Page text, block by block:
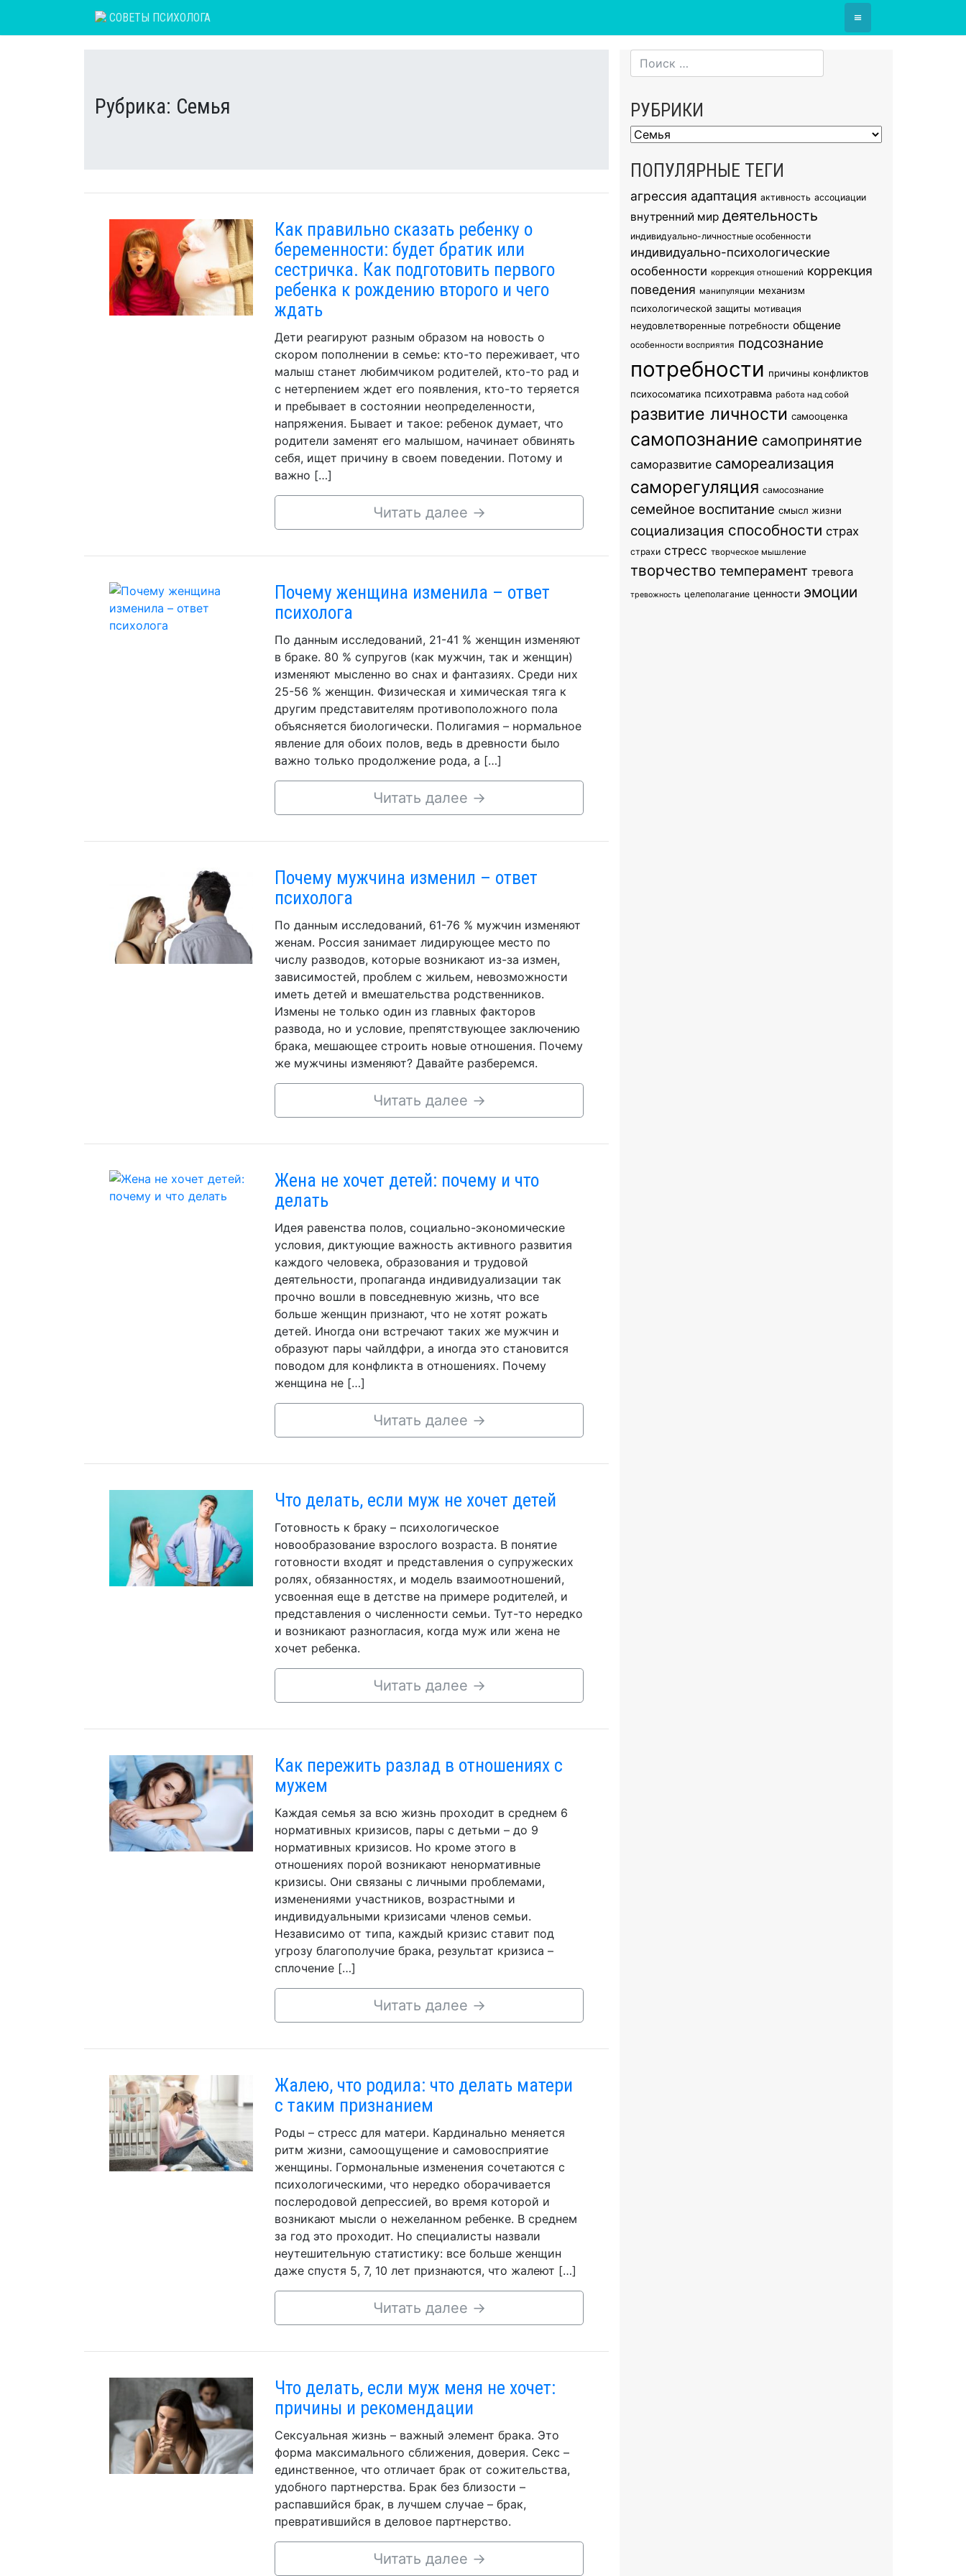
СОВЕТЫ ПСИХОЛОГА ≡
Рубрика: Семья
Как правильно сказать ребенку о
беременности: будет братик или
сестричка. Как подготовить первого
ребенка к рождению второго и чего
ждать
Дети реагируют разным образом на новость о
скором пополнении в семье: кто-то переживает, что
малыш станет любимчиком родителей, кто-то рад и
с нетерпением ждет его появления, кто-то теряется
и пребывает в состоянии неопределенности,
напряжения. Бывает и такое: ребенок думает, что
родители заменят его малышом, начинает обвинять
себя, ищет причину в своем поведении. Потому и
важно […]
Читать далее →
Почему женщина изменила – ответ
психолога
По данным исследований, 21-41 % женщин изменяют
в браке. 80 % супругов (как мужчин, так и женщин)
изменяют мысленно во снах и фантазиях. Среди них
25-56 % женщин. Физическая и химическая тяга к
другим представителям противоположного пола
объясняется биологически. Полигамия – нормальное
явление для обоих полов, ведь в древности было
важно только продолжение рода, а […]
Читать далее →
Почему мужчина изменил – ответ
психолога
По данным исследований, 61-76 % мужчин изменяют
женам. Россия занимает лидирующее место по
числу разводов, которые возникают из-за измен,
зависимостей, проблем с жильем, невозможности
иметь детей и вмешательства родственников.
Измены не только один из главных факторов
развода, но и условие, препятствующее заключению
брака, мешающее строить новые отношения. Почему
же мужчины изменяют? Давайте разберемся.
Читать далее →
Жена не хочет детей: почему и что
делать
Идея равенства полов, социально-экономические
условия, диктующие важность активного развития
каждого человека, образования и трудовой
деятельности, пропаганда индивидуализации так
прочно вошли в повседневную жизнь, что все
больше женщин признают, что не хотят рожать
детей. Иногда они встречают таких же мужчин и
образуют пары чайлдфри, а иногда это становится
поводом для конфликта в отношениях. Почему
женщина не […]
Читать далее →
Что делать, если муж не хочет детей
Готовность к браку – психологическое
новообразование взрослого возраста. В понятие
готовности входят и представления о супружеских
ролях, обязанностях, и модель взаимоотношений,
усвоенная еще в детстве на примере родителей, и
представления о численности семьи. Тут-то нередко
и возникают разногласия, когда муж или жена не
хочет ребенка.
Читать далее →
Как пережить разлад в отношениях с
мужем
Каждая семья за всю жизнь проходит в среднем 6
нормативных кризисов, пары с детьми – до 9
нормативных кризисов. Но кроме этого в
отношениях порой возникают ненормативные
кризисы. Они связаны с личными проблемами,
изменениями участников, возрастными и
индивидуальными кризисами членов семьи.
Независимо от типа, каждый кризис ставит под
угрозу благополучие брака, результат кризиса –
сплочение […]
Читать далее →
Жалею, что родила: что делать матери
с таким признанием
Роды – стресс для матери. Кардинально меняется
ритм жизни, самоощущение и самовосприятие
женщины. Гормональные изменения сочетаются с
психологическими, что нередко оборачивается
послеродовой депрессией, во время которой и
возникают мысли о нежеланном ребенке. В среднем
за год это проходит. Но специалисты назвали
неутешительную статистику: все больше женщин
даже спустя 5, 7, 10 лет признаются, что жалеют […]
Читать далее →
Что делать, если муж меня не хочет:
причины и рекомендации
Сексуальная жизнь – важный элемент брака. Это
форма максимального сближения, доверия. Секс –
единственное, что отличает брак от сожительства,
удобного партнерства. Брак без близости –
распавшийся брак, в лучшем случае – брак,
превратившийся в деловое партнерство.
Читать далее →
РУБРИКИ
Рубрики
ПОПУЛЯРНЫЕ ТЕГИ
агрессия адаптация активность ассоциации
внутренний мир деятельность
индивидуально-личностные особенности
индивидуально-психологические
особенности коррекция отношений коррекция
поведения манипуляции механизм
психологической защиты мотивация
неудовлетворенные потребности общение
особенности восприятия подсознание
потребности причины конфликтов
психосоматика психотравма работа над собой
развитие личности самооценка
самопознание самопринятие
саморазвитие самореализация
саморегуляция самосознание
семейное воспитание смысл жизни
социализация способности страх
страхи стресс творческое мышление
творчество темперамент тревога
тревожность целеполагание ценности эмоции